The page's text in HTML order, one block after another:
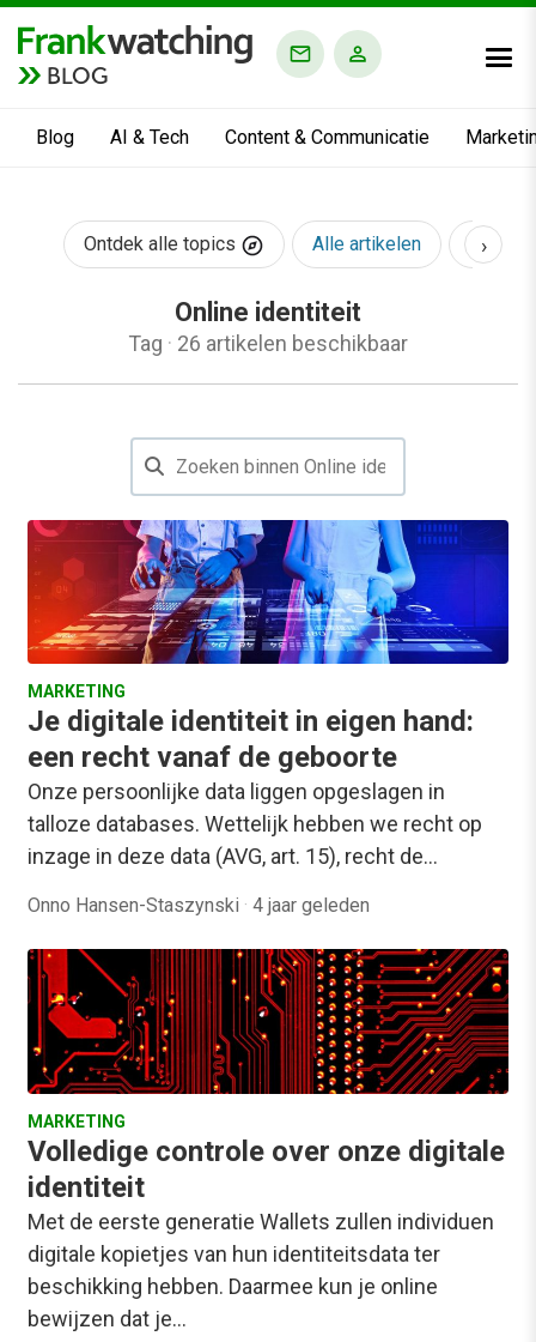
BLOG
Blog AI & Tech Content & Communicatie
Ontdek alle topics Alle artikelen AI &
›
Online identiteit
Tag · 26 artikelen beschikbaar
MARKETING
Je digitale identiteit in eigen hand:
een recht vanaf de geboorte
Onze persoonlijke data liggen opgeslagen in
talloze databases. Wettelijk hebben we recht op
inzage in deze data (AVG, art. 15), recht de…
Onno Hansen-Staszynski · 4 jaar geleden
MARKETING
Volledige controle over onze digitale
identiteit
Met de eerste generatie Wallets zullen individuen
digitale kopietjes van hun identiteitsdata ter
beschikking hebben. Daarmee kun je online
bewijzen dat je…